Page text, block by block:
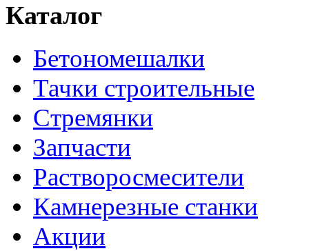
Каталог
Бетономешалки
Тачки строительные
Стремянки
Запчасти
Растворосмесители
Камнерезные станки
Акции